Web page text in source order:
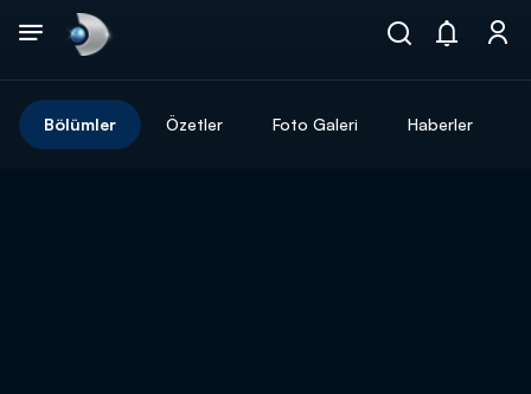
Bölümler Özetler Foto Galeri Haberler